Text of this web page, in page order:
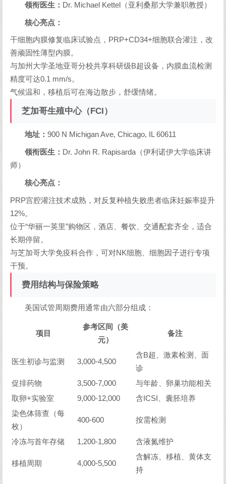
领衔医生： Dr. Michael Kettel（亚利桑那大学兼职教授）
核心亮点：
干细胞内膜修复临床试验点，PRP+CD34+细胞联合灌注，改
善顽固性薄型内膜。
与加州大学圣地亚哥分校共享科研级B超设备，内膜血流检测
精度可达0.1 mm/s。
气候温和，移植后可在海边散步，舒缓情绪。
芝加哥生殖中心（FCI）
地址：900 N Michigan Ave, Chicago, IL 60611
领衔医生： Dr. John R. Rapisarda（伊利诺伊大学临床讲
师）
核心亮点：
PRP宫腔灌注技术成熟，对反复种植失败患者临床妊娠率提升
12%。
位于“华丽一英里”购物区，酒店、餐饮、交通配套齐全，适合
长期停留。
与芝加哥大学免疫科合作，可对NK细胞、细胞因子进行专项
干预。
费用结构与保险策略
美国试管周期费用通常由六部分组成：
项目
参考区间（美
元）
备注
医生初诊与监测 3,000-4,500
含B超、激素检测、面
诊
促排药物
3,500-7,000
与年龄、卵巢功能相关
取卵+实验室
9,000-12,000
含ICSI、囊胚培养
染色体筛查（每
枚）
400-600 按需检测
冷冻与首年存储 1,200-1,800 含液氮维护
移植周期 4,000-5,500
含解冻、移植、黄体支
持